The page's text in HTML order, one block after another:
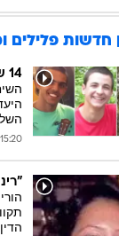
חדשות פלילים
14 שעות לחטיפה: המשטרה גילתה מהשב"כ על השיחה למוקד
15:20 30/06/2014